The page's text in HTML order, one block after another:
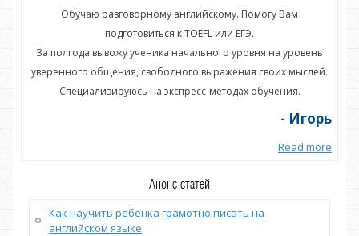
Обучаю разговорному английскому. Помогу Вам
подготовиться к TOEFL или ЕГЭ.
За полгода вывожу ученика начального уровня на уровень
уверенного общения, свободного выражения своих мыслей.
Специализируюсь на экспресс-методах обучения.
- Игорь
Read more
Анонс статей
Как научить ребенка грамотно писать на
английском языке